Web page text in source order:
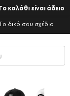
καλάθι είναι άδειο
δικό σου σχέδιο